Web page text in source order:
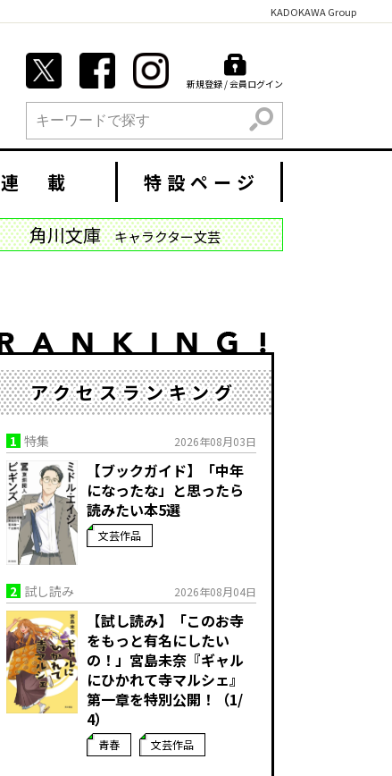
KADOKAWA Group
新規登録 / 会員ログイン
検索
連 載 特設ページ
角川文庫 キャラクター文芸
アクセスランキング
1 特集 2026年08月03日
【ブックガイド】「中年
になったな」と思ったら
読みたい本5選
文芸作品
2 試し読み 2026年08月04日
【試し読み】「このお寺
をもっと有名にしたい
の！」宮島未奈『ギャル
にひかれて寺マルシェ』
第一章を特別公開！（1/
4）
青春 文芸作品